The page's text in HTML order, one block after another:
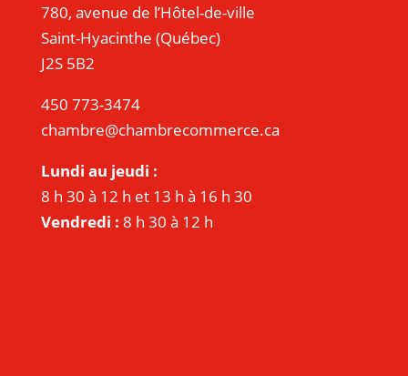
780, avenue de l’Hôtel-de-ville
Saint-Hyacinthe (Québec)
J2S 5B2
450 773-3474
chambre@chambrecommerce.ca
Lundi au jeudi :
8 h 30 à 12 h et 13 h à 16 h 30
Vendredi : 8 h 30 à 12 h